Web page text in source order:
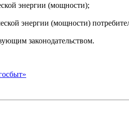
энергии (мощности);
энергии (мощности)
законодательством.